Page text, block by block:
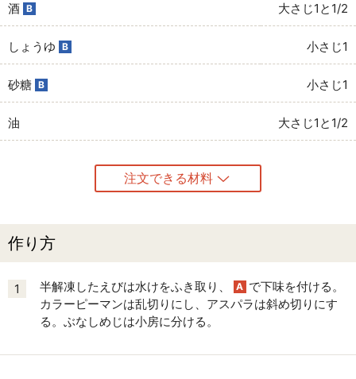
酒 B 大さじ1と1/2
しょうゆ B 小さじ1
砂糖 B 小さじ1
油 大さじ1と1/2
注文できる材料
作り方
1 半解凍したえびは水けをふき取り、 A で下味を付ける。
カラーピーマンは乱切りにし、アスパラは斜め切りにす
る。ぶなしめじは小房に分ける。